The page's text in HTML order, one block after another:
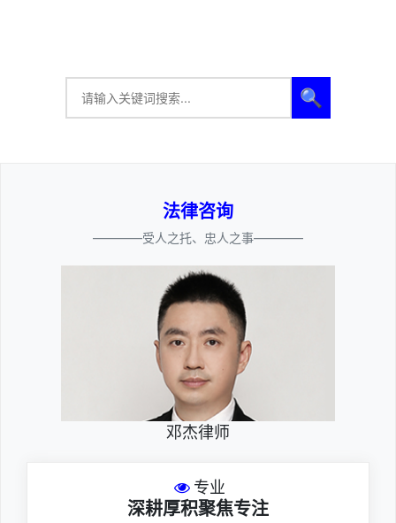
🔍
法律咨询
————受人之托、忠人之事————
邓杰律师
专业
深耕厚积聚焦专注